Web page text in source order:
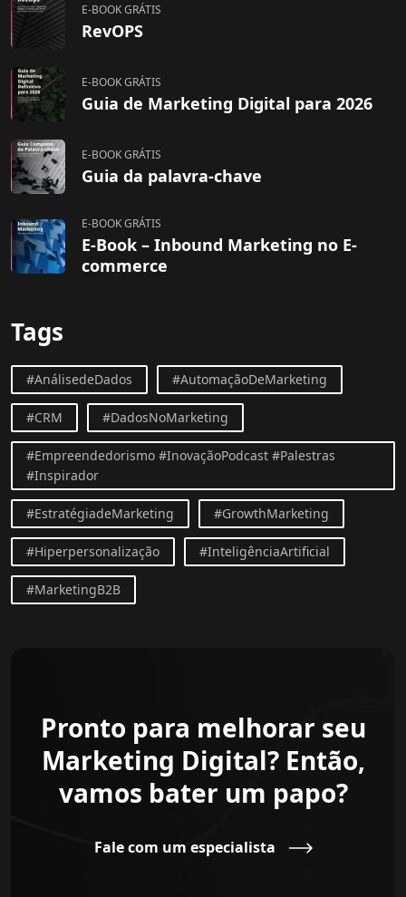
E-BOOK GRÁTIS
RevOPS
E-BOOK GRÁTIS
Guia de Marketing Digital para 2026
E-BOOK GRÁTIS
Guia da palavra-chave
E-BOOK GRÁTIS
E-Book – Inbound Marketing no E-
commerce
Tags
#AnálisedeDados #AutomaçãoDeMarketing
#CRM #DadosNoMarketing
#Empreendedorismo #InovaçãoPodcast #Palestras
#Inspirador
#EstratégiadeMarketing #GrowthMarketing
#Hiperpersonalização #InteligênciaArtificial
#MarketingB2B
Pronto para melhorar seu
Marketing Digital? Então,
vamos bater um papo?
Fale com um especialista